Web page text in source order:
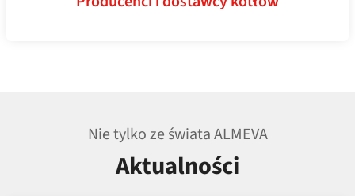
Nie tylko ze świata ALMEVA
Aktualności